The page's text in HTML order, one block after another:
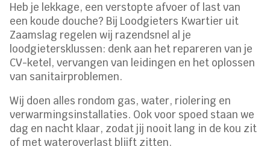
Heb je lekkage, een verstopte afvoer of last van
een koude douche? Bij Loodgieters Kwartier uit
Zaamslag regelen wij razendsnel al je
loodgietersklussen: denk aan het repareren van je
CV-ketel, vervangen van leidingen en het oplossen
van sanitairproblemen.
Wij doen alles rondom gas, water, riolering en
verwarmingsinstallaties. Ook voor spoed staan we
dag en nacht klaar, zodat jij nooit lang in de kou zit
of met wateroverlast blijft zitten.